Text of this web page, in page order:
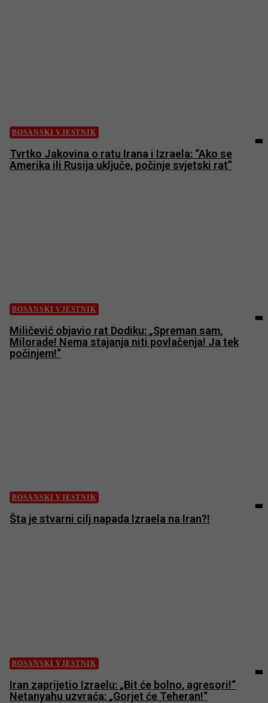
BOSANSKI VJESTNIK
Tvrtko Jakovina o ratu Irana i Izraela: “Ako se
Amerika ili Rusija uključe, počinje svjetski rat”
BOSANSKI VJESTNIK
Miličević objavio rat Dodiku: „Spreman sam,
Milorade! Nema stajanja niti povlačenja! Ja tek
počinjem!“
BOSANSKI VJESTNIK
Šta je stvarni cilj napada Izraela na Iran?!
BOSANSKI VJESTNIK
Iran zaprijetio Izraelu: „Bit će bolno, agresori!“
Netanyahu uzvraća: „Gorjet će Teheran!“